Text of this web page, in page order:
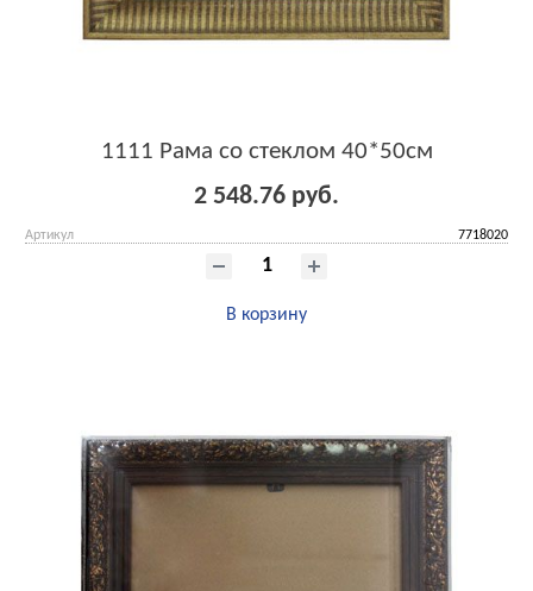
1111 Рама со стеклом 40*50см
2 548.76 руб.
Артикул 7718020
В корзину